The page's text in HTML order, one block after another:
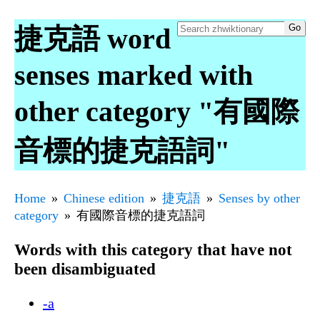
捷克語 word
senses marked with
other category "有國際
音標的捷克語詞"
Home Chinese edition 捷克語
Senses by other
category
有國際音標的捷克語詞
Words with this category that have not
been disambiguated
-a